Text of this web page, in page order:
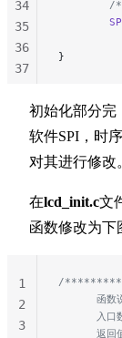
/
}
34
35
36
37
初始化部分完
软件SPI，时
对其进行修改
在lcd_init.c文
函数修改为下
/
函数
入口
返回
1
2
3